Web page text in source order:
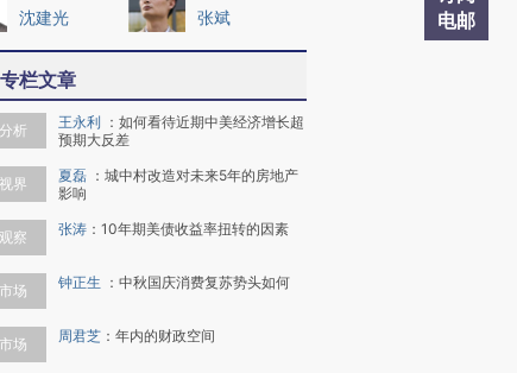
电邮
沈建光
张斌
栏文章
析 王永利 ： 如何看待近期中美经济增长超
预期大反差
界 夏磊 ： 城中村改造对未来5年的房地产
影响
察 张涛 ： 10年期美债收益率扭转的因素
场 钟正生 ： 中秋国庆消费复苏势头如何
场 周君芝 ： 年内的财政空间